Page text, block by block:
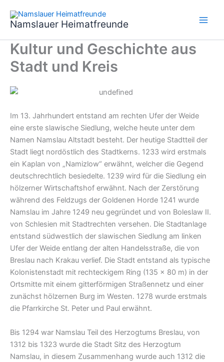
Inhalt
springen
Namslauer Heimatfreunde
Kultur und Geschichte aus
Stadt und Kreis
Im 13. Jahrhundert entstand am rechten Ufer der Weide
eine erste slawische Siedlung, welche heute unter dem
Namen Namslau Altstadt besteht. Der heutige Stadtteil der
Stadt liegt nordöstlich des Stadtkerns. 1233 wird erstmals
ein Kaplan von „Namizlow“ erwähnt, welcher die Gegend
deutschrechtlich besiedelte. 1239 wird für die Siedlung ein
hölzerner Wirtschaftshof erwähnt. Nach der Zerstörung
während des Feldzugs der Goldenen Horde 1241 wurde
Namslau im Jahre 1249 neu gegründet und von Boleslaw II.
von Schlesien mit Stadtrechten versehen. Die Stadtanlage
entstand südwestlich der slawischen Siedlung am linken
Ufer der Weide entlang der alten Handelsstraße, die von
Breslau nach Krakau verlief. Die Stadt entstand als typische
Kolonistenstadt mit rechteckigem Ring (135 × 80 m) in der
Ortsmitte mit einem gitterförmigen Straßennetz und einer
zunächst hölzernen Burg im Westen. 1278 wurde erstmals
die Pfarrkirche St. Peter und Paul erwähnt.
Bis 1294 war Namslau Teil des Herzogtums Breslau, von
1312 bis 1323 wurde die Stadt Sitz des Herzogtum
Namslau, in diesem Zusammenhang wurde auch 1312 die